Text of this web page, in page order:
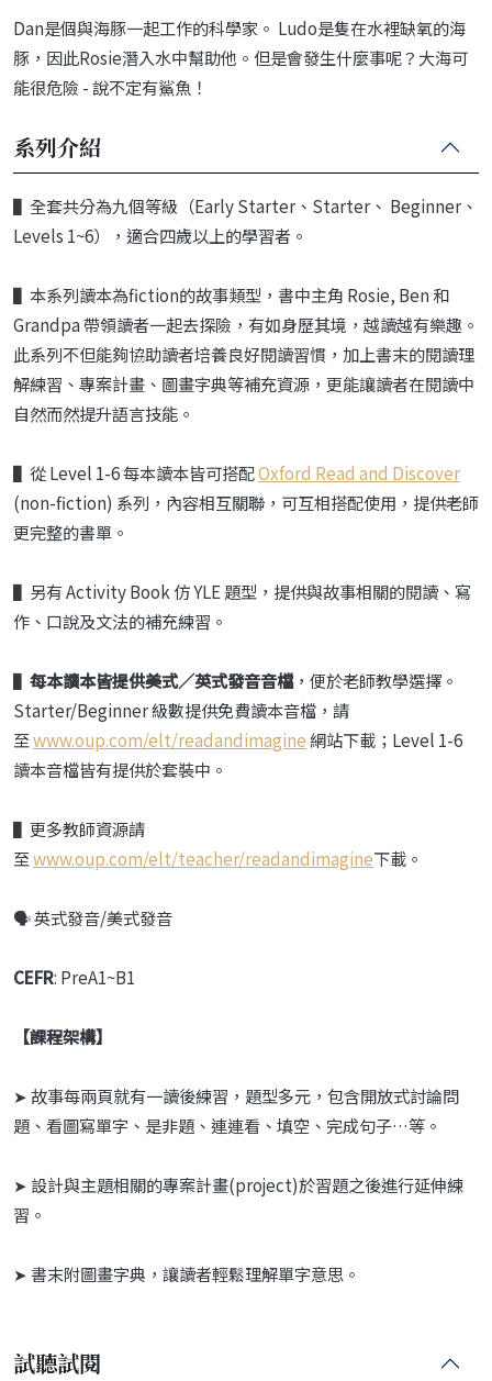
Dan是個與海豚一起工作的科學家。 Ludo是隻在水裡缺氧的海
豚，因此Rosie潛入水中幫助他。但是會發生什麼事呢？大海可
能很危險 - 說不定有鯊魚！
系列介紹
▌全套共分為九個等級（Early Starter、Starter、 Beginner、
Levels 1~6），適合四歲以上的學習者。
▌本系列讀本為fiction的故事類型，書中主角 Rosie, Ben 和
Grandpa 帶領讀者一起去探險，有如身歷其境，越讀越有樂趣。
此系列不但能夠協助讀者培養良好閱讀習慣，加上書末的閱讀理
解練習、專案計畫、圖畫字典等補充資源，更能讓讀者在閱讀中
自然而然提升語言技能。
▌從 Level 1-6 每本讀本皆可搭配Oxford Read and Discover
(non-fiction) 系列，內容相互關聯，可互相搭配使用，提供老師
更完整的書單。
▌另有 Activity Book 仿 YLE 題型，提供與故事相關的閱讀、寫
作、口說及文法的補充練習。
▌ 每本讀本皆提供美式／英式發音音檔，便於老師教學選擇。
Starter/Beginner 級數提供免費讀本音檔，請
至www.oup.com/elt/readandimagine 網站下載；Level 1-6
讀本音檔皆有提供於套裝中。
▌更多教師資源請
至www.oup.com/elt/teacher/readandimagine下載。
🗣️ 英式發音/美式發音
CEFR: PreA1~B1
【課程架構】
➤ 故事每兩頁就有一讀後練習，題型多元，包含開放式討論問
題、看圖寫單字、是非題、連連看、填空、完成句子…等。
➤ 設計與主題相關的專案計畫(project)於習題之後進行延伸練
習。
➤ 書末附圖畫字典，讓讀者輕鬆理解單字意思。
試聽試閱